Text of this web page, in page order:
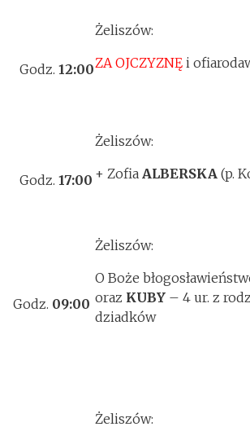
Godz.12:00
Żeliszów:
ZA OJCZYZNĘ i
Godz.17:00
Żeliszów:
+ ZofiaALBERSKA (p.
Godz. 09:00
Żeliszów:
O Boże
oraz KUBY – 4 ur. z
dziadków
Żeliszów: